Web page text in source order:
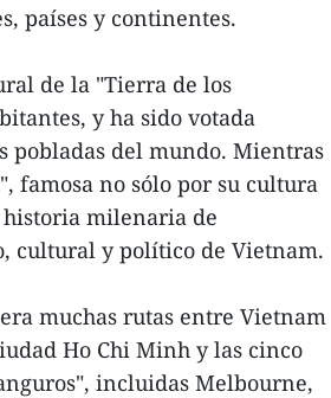
países y continentes.
de la "Tierra de los
y ha sido votada
pobladas del mundo. Mientras
famosa no sólo por su cultura
milenaria de
cultural y político de Vietnam.
muchas rutas entre Vietnam
Ho Chi Minh y las cinco
incluidas Melbourne,